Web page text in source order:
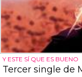
Y ESTE SÍ QUE ES BUENO
Tercer single de